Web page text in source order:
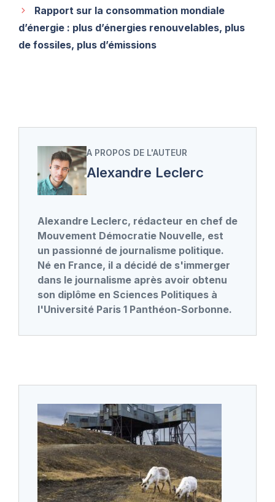
Rapport sur la consommation mondiale
d’énergie : plus d’énergies renouvelables, plus
de fossiles, plus d’émissions
A PROPOS DE L'AUTEUR
Alexandre Leclerc
Alexandre Leclerc, rédacteur en chef de
Mouvement Démocratie Nouvelle, est
un passionné de journalisme politique.
Né en France, il a décidé de s'immerger
dans le journalisme après avoir obtenu
son diplôme en Sciences Politiques à
l'Université Paris 1 Panthéon-Sorbonne.